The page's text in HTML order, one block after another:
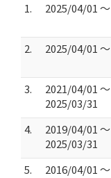
1.
2025/04/01 ～
2.
2025/04/01 ～
3.
2021/04/01 ～
2025/03/31
4.
2019/04/01 ～
2025/03/31
5.
2016/04/01 ～